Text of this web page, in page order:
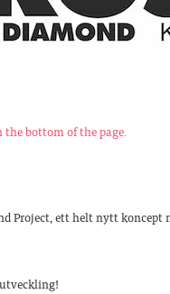
bottom of the page.
Project, ett helt nytt